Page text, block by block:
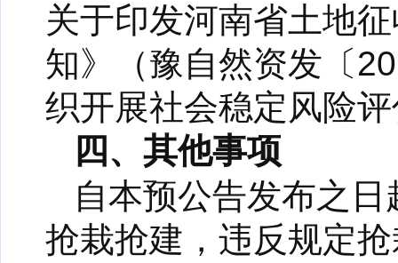
关于印发河南省土地
知》（豫自然资发〔
织开展社会稳定风险
四、其他事项
自本预公告发布之
抢栽抢建，违反规定